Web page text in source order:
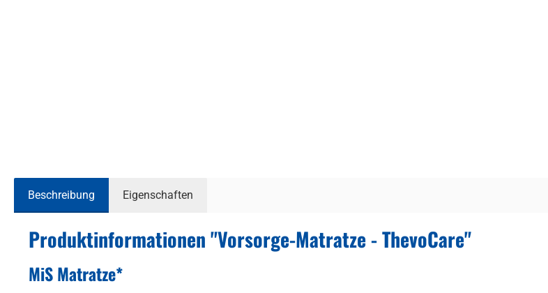
Beschreibung Eigenschaften
Produktinformationen "Vorsorge-Matratze - ThevoCare"
MiS Matratze*